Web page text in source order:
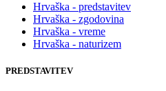
Hrvaška - predstavitev
Hrvaška - zgodovina
Hrvaška - vreme
Hrvaška - naturizem
PREDSTAVITEV